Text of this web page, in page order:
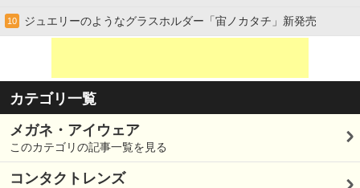
10 ジュエリーのようなグラスホルダー「宙ノカタチ」新発売
カテゴリ一覧
メガネ・アイウェア
このカテゴリの記事一覧を見る
コンタクトレンズ